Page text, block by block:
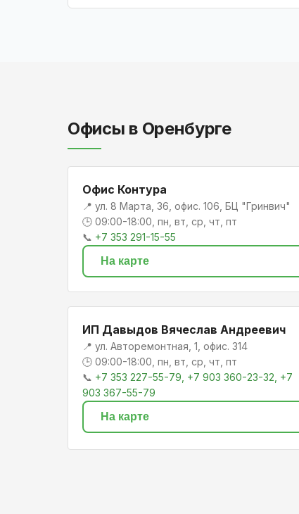
Офисы в Оренбурге
Офис Контура
📍 ул. 8 Марта, 36, офис. 106, БЦ "Гринвич"
🕒 09:00-18:00, пн, вт, ср, чт, пт
📞 +7 353 291-15-55
На карте
ИП Давыдов Вячеслав Андреевич
📍 ул. Авторемонтная, 1, офис. 314
🕒 09:00-18:00, пн, вт, ср, чт, пт
📞 +7 353 227-55-79, +7 903 360-23-32, +7
903 367-55-79
На карте